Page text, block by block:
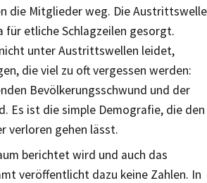
die Mitglieder weg. Die Austrittswelle
für etliche Schlagzeilen gesorgt.
unter Austrittswellen leidet,
die viel zu oft vergessen werden:
Bevölkerungsschwund und der
Es ist die simple Demografie, die den
verloren gehen lässt.
berichtet wird und auch das
veröffentlicht dazu keine Zahlen. In